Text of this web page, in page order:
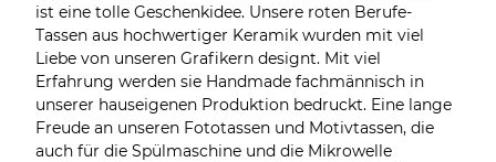
ist eine tolle Geschenkidee. Unsere roten Berufe-
Tassen aus hochwertiger Keramik wurden mit viel
Liebe von unseren Grafikern designt. Mit viel
Erfahrung werden sie Handmade fachmännisch in
unserer hauseigenen Produktion bedruckt. Eine lange
Freude an unseren Fototassen und Motivtassen, die
auch für die Spülmaschine und die Mikrowelle